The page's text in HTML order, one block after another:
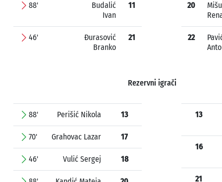
88'
Budalić
Ivan
11
46'
Đurasović
Branko
21
20
22
Rezervni igrači
88' Perišić Nikola 13
70' Grahovac Lazar 17
46' Vulić Sergej 18
13
16
21